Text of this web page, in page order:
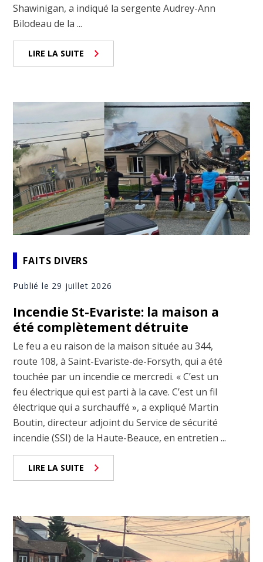
Shawinigan, a indiqué la sergente Audrey-Ann
Bilodeau de la ...
LIRE LA SUITE
FAITS DIVERS
Publié le 29 juillet 2026
Incendie St-Evariste: la maison a
été complètement détruite
Le feu a eu raison de la maison située au 344,
route 108, à Saint-Evariste-de-Forsyth, qui a été
touchée par un incendie ce mercredi. « C’est un
feu électrique qui est parti à la cave. C’est un fil
électrique qui a surchauffé », a expliqué Martin
Boutin, directeur adjoint du Service de sécurité
incendie (SSI) de la Haute-Beauce, en entretien ...
LIRE LA SUITE